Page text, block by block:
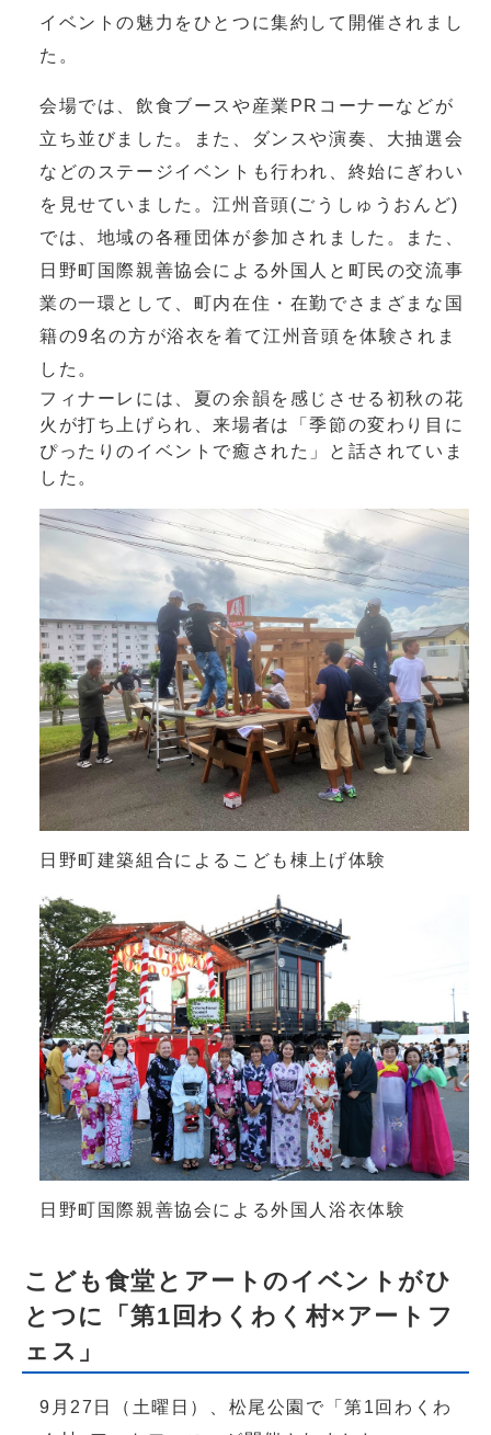
イベントの魅力をひとつに集約して開催されまし
た。
会場では、飲食ブースや産業PRコーナーなどが
立ち並びました。また、ダンスや演奏、大抽選会
などのステージイベントも行われ、終始にぎわい
を見せていました。江州音頭(ごうしゅうおんど)
では、地域の各種団体が参加されました。また、
日野町国際親善協会による外国人と町民の交流事
業の一環として、町内在住・在勤でさまざまな国
籍の9名の方が浴衣を着て江州音頭を体験されま
した。
フィナーレには、夏の余韻を感じさせる初秋の花
火が打ち上げられ、来場者は「季節の変わり目に
ぴったりのイベントで癒された」と話されていま
した。
日野町建築組合によるこども棟上げ体験
日野町国際親善協会による外国人浴衣体験
こども食堂とアートのイベントがひ
とつに「第1回わくわく村×アートフ
ェス」
9月27日（土曜日）、松尾公園で「第1回わくわ